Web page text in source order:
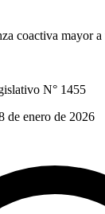
coactiva mayor
N° 1455
de enero de 2026